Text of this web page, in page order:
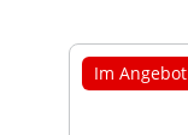
Im Angebot